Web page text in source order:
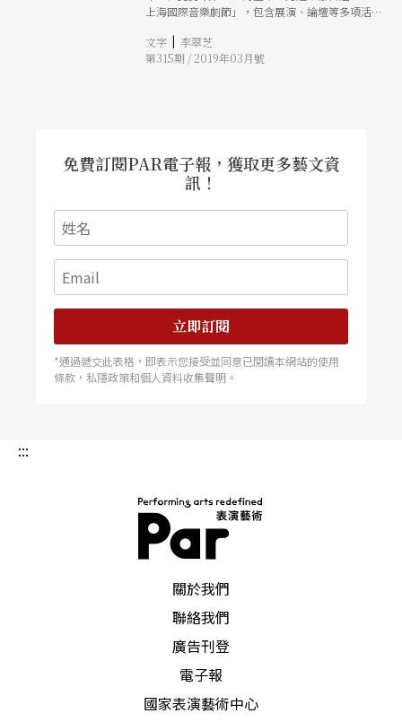
上海國際音樂劇節」，包含展演、論壇等多項活動
健，香港劇場名導林奕華均有作品參與，各路
「音」雄逐鹿滬上，為音樂劇今後的產業化發展，
文字 | 李翠芝
第315期 / 2019年03月號
免費訂閱PAR電子報，獲取更多藝文資
訊！
立即訂閱
*通過遞交此表格，即表示您接受並同意已閱讀本網站的使用
條款，私隱政策和個人資料收集聲明。
:::
關於我們
聯絡我們
廣告刊登
電子報
國家表演藝術中心